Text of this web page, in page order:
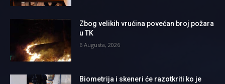
Zbog velikih vrućina povećan broj požara
u TK
6 Augusta, 2026
Biometrija i skeneri će razotkriti ko je